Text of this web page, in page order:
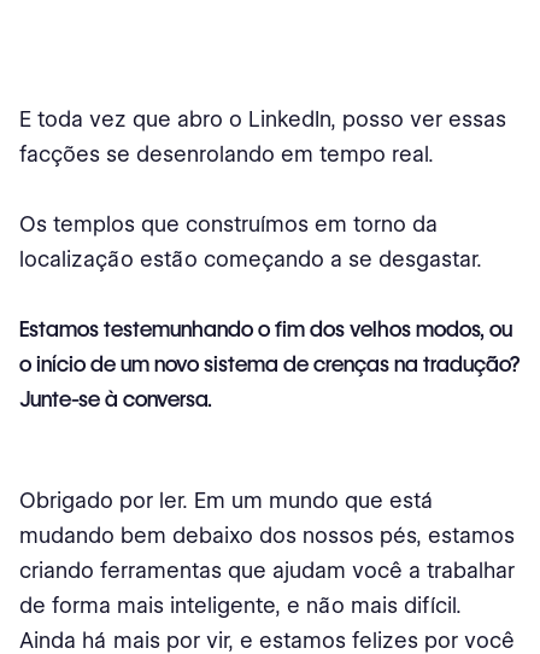
E toda vez que abro o LinkedIn, posso ver essas
facções se desenrolando em tempo real.
Os templos que construímos em torno da
localização estão começando a se desgastar.
Estamos testemunhando o fim dos velhos modos, ou
o início de um novo sistema de crenças na tradução?
Junte-se à conversa.
Obrigado por ler. Em um mundo que está
mudando bem debaixo dos nossos pés, estamos
criando ferramentas que ajudam você a trabalhar
de forma mais inteligente, e não mais difícil.
Ainda há mais por vir, e estamos felizes por você